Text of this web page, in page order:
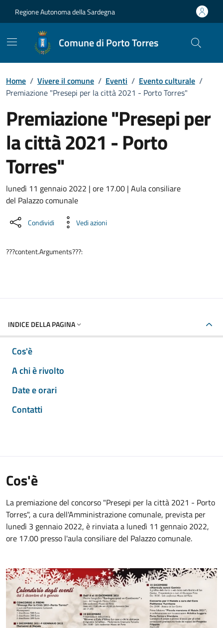
Regione Autonoma della Sardegna
Comune di Porto Torres
Home / Vivere il comune / Eventi / Evento culturale /
Premiazione "Presepi per la città 2021 - Porto Torres"
Premiazione "Presepi per
la città 2021 - Porto
Torres"
Dettaglio dell'evento
lunedì 11 gennaio 2022 | ore 17.00 | Aula consiliare
del Palazzo comunale
Condividi Vedi azioni
???content.Arguments???:
INDICE DELLA PAGINA
Cos'è
A chi è rivolto
Date e orari
Contatti
Cos'è
La premiazione del concorso "Presepi per la città 2021 - Porto
Torres", a cura dell'Amministrazione comunale, prevista per
lunedì 3 gennaio 2022, è rinviata a lunedì 11 gennaio 2022,
ore 17.00 presso l'aula consiliare del Palazzo comunale.